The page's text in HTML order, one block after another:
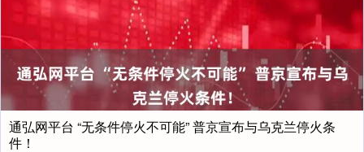
通弘网平台 “无条件停火不可能” 普京宣布与乌克兰停火条
件！